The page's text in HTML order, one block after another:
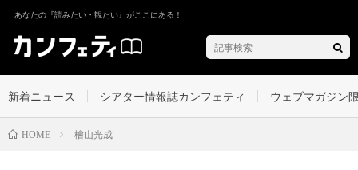
あなたの『読みたい・観たい』がここにある！
新着ニュース シアター情報誌カンフェティ ウェブマガジン
HOME 檜山光成